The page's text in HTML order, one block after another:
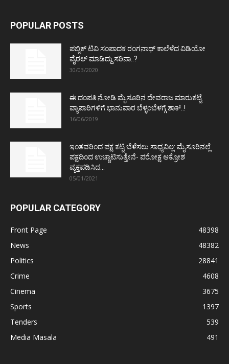
POPULAR POSTS
ಪಬ್ಲಿಕ್ ಟಿವಿ ಸಂಪಾದಕ ರಂಗನಾಥ್ ಕಾಲೆಳೆದ ವಿಡಿಯೋ
ವೈರಲ್ ಮಾಡಿದ್ದು ಸರಿನಾ..?
30/03/2020
ಈ ದಂಪತಿ ನೋಡಿ ಮೈಸೂರಿನ ದೇವರಾಜ ಮಾರುಕಟ್ಟೆ
ವ್ಯಾಪಾರಿಗಳಿಗೆ ಭಾನುವಾರ ಬೆಳ್ಳಂಬೆಳಗ್ಗೆ ಶಾಕ್..!
16/06/2019
ಇಂತವರಿಂದ ಪಕ್ಷ ಕಟ್ಟಿ ಬೆಳೆಸಲು ಸಾಧ್ಯವಿಲ್ಲ: ಮೈಸೂರಿನಲ್ಲೆ
ಪಕ್ಷದಿಂದ ಉಚ್ಚಾಟಿಸುತ್ತೇನೆ- ಪರೋಕ್ಷ ಆಕ್ರೋಶ
ವ್ಯಕ್ತಪಡಿಸಿದ...
05/01/2021
POPULAR CATEGORY
Front Page
48398
News
48382
Politics
28841
Crime
4608
Cinema
3675
Sports
1397
Tenders
539
Media Masala
491